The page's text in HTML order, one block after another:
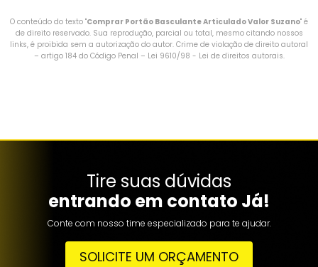
O conteúdo do texto "Comprar Portão Basculante Articulado Valor Suzano" é
de direito reservado. Sua reprodução, parcial ou total, mesmo citando nossos
links, é proibida sem a autorização do autor. Crime de violação de direito autoral
– artigo 184 do Código Penal – Lei 9610/98 - Lei de direitos autorais.
Tire suas dúvidas
entrando em contato Já!
Conte com nosso time especializado para te ajudar.
SOLICITE UM ORÇAMENTO